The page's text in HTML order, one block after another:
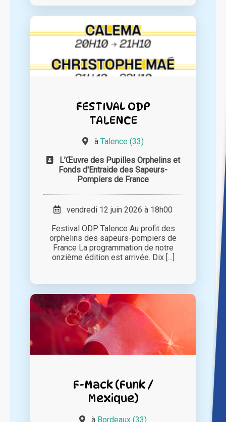
FESTIVAL ODP
TALENCE
à Talence (33)
L’Œuvre des Pupilles Orphelins et
Fonds d'Entraide des Sapeurs-
Pompiers de France
vendredi 12 juin 2026 à 18h00
Festival ODP Talence Au profit des
orphelins des sapeurs-pompiers de
France La programmation de notre
onzième édition est arrivée. Dix [...]
F-Mack (Funk /
Mexique)
à Bordeaux (33)